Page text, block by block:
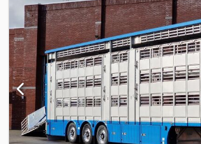
8.000 kg, dozvoljeno opterećenje osovine
prva registracija:05/2006, sledeća
dužina tovarnog prostora:13.600 mm,
2.550 mm, visina tovarnog prostora:4.000
proizvodnje:2006, Oprema: hidraulični
prodaju poluprikolica sa kavezom za prevoz
stanju. Spremna za dalji rad. Cena prikolice
cena vučnog vozila je 15.000 € + PDV.